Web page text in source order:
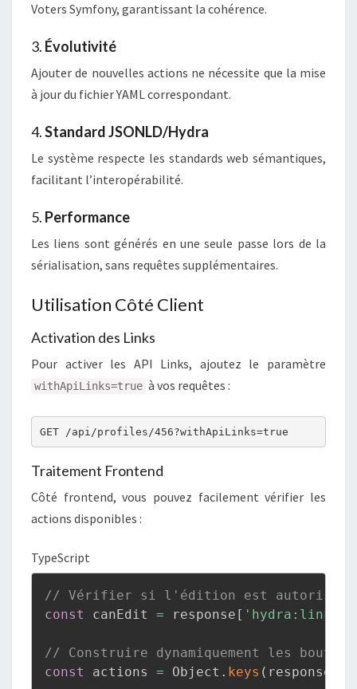
Voters Symfony, garantissant la cohérence.
3. Évolutivité
Ajouter de nouvelles actions ne nécessite que la mise
à jour du fichier YAML correspondant.
4.Standard JSONLD/Hydra
Le système respecte les standards web sémantiques,
facilitant l’interopérabilité.
5. Performance
Les liens sont générés en une seule passe lors de la
sérialisation, sans requêtes supplémentaires.
Utilisation Côté Client
Activation des Links
Pour activer les API Links, ajoutez le paramètre
withApiLinks=true à vos requêtes :
GET /api/profiles/456?withApiLinks=true
Traitement Frontend
Côté frontend, vous pouvez facilement vérifier les
actions disponibles :
TypeScript
// Vérifier si l'édition est autorisée
const
canEdit = response [ 'hydra:links'
// Construire dynamiquement les
const
actions = Object . keys ( response